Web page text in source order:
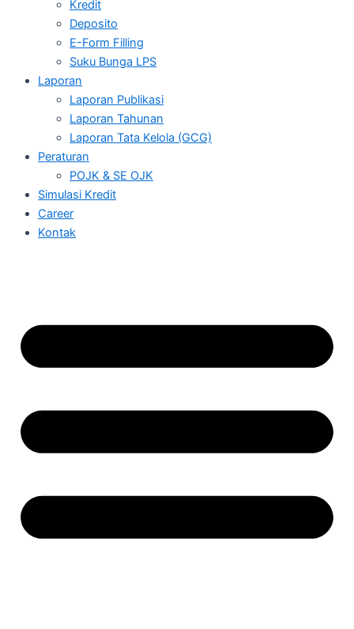
Kredit
Deposito
E-Form Filling
Suku Bunga LPS
Laporan
Laporan Publikasi
Laporan Tahunan
Laporan Tata Kelola (GCG)
Peraturan
POJK & SE OJK
Simulasi Kredit
Career
Kontak